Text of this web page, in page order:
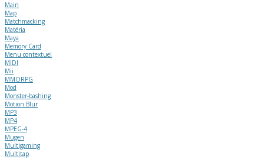
Main
Map
Matchmacking
Matéria
Maya
Memory Card
Menu contextuel
MIDI
Mii
MMORPG
Mod
Monster-bashing
Motion Blur
MP3
MP4
MPEG-4
Mugen
Multigaming
Multitap